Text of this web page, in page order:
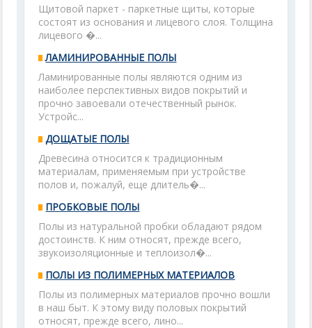
Щитовой паркет - паркетные щиты, которые
состоят из основания и лицевого слоя. Толщина
лицевого �...
ЛАМИНИРОВАННЫЕ ПОЛЫ
Ламинированные полы являются одним из
наиболее перспективных видов покрытий и
прочно завоевали отечественный рынок.
Устройс...
ДОЩАТЫЕ ПОЛЫ
Древесина относится к традиционным
материалам, применяемым при устройстве
полов и, пожалуй, еще длитель�...
ПРОБКОВЫЕ ПОЛЫ
Полы из натуральной пробки обладают рядом
достоинств. К ним относят, прежде всего,
звукоизоляционные и теплоизол�...
ПОЛЫ ИЗ ПОЛИМЕРНЫХ МАТЕРИАЛОВ
Полы из полимерных материалов прочно вошли
в наш быт. К этому виду половых покрытий
относят, прежде всего, лино...